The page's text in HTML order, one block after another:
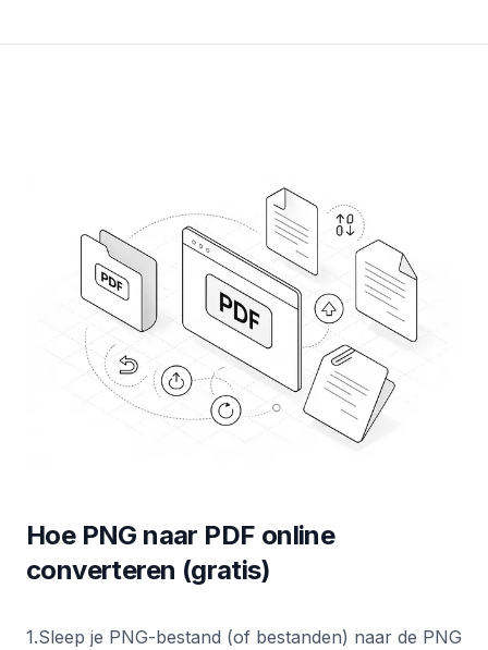
Hoe PNG naar PDF online
converteren (gratis)
1.Sleep je PNG-bestand (of bestanden) naar de PNG